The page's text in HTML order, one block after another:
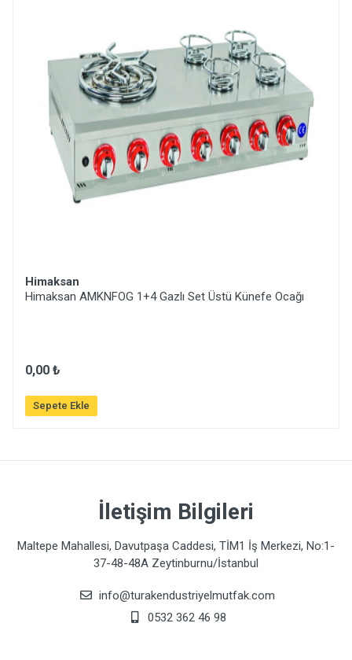
Himaksan
Himaksan AMKNFOG 1+4 Gazlı Set Üstü Künefe Ocağı
0,00 ₺
Sepete Ekle
İletişim Bilgileri
Maltepe Mahallesi, Davutpaşa Caddesi, TİM1 İş Merkezi, No:1-
37-48-48A Zeytinburnu/İstanbul
info@turakendustriyelmutfak.com
0532 362 46 98